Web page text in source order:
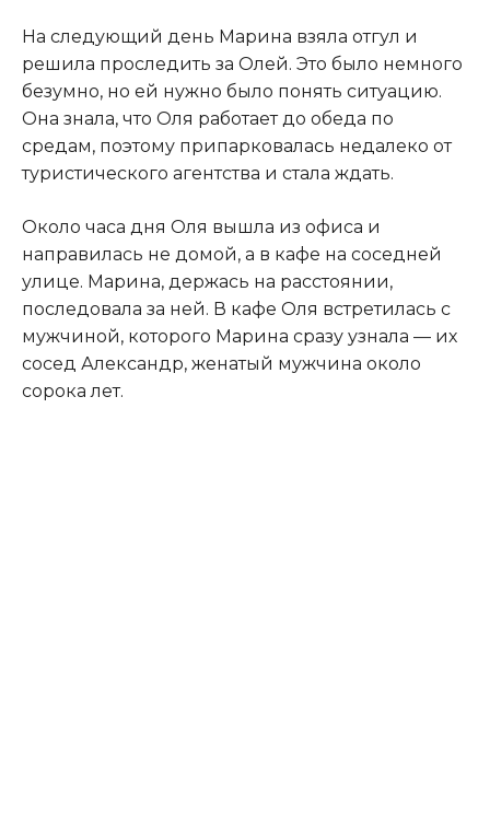
На следующий день Марина взяла отгул и
решила проследить за Олей. Это было немного
безумно, но ей нужно было понять ситуацию.
Она знала, что Оля работает до обеда по
средам, поэтому припарковалась недалеко от
туристического агентства и стала ждать.
Около часа дня Оля вышла из офиса и
направилась не домой, а в кафе на соседней
улице. Марина, держась на расстоянии,
последовала за ней. В кафе Оля встретилась с
мужчиной, которого Марина сразу узнала — их
сосед Александр, женатый мужчина около
сорока лет.